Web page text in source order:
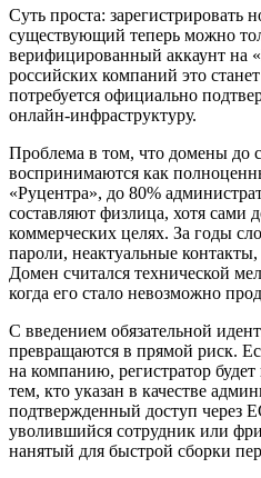
Суть проста: зарегистрировать
существующий теперь можно
верифицированный аккаунт на
российских компаний это
потребуется официально
онлайн-инфраструктуру.
Проблема в том, что домены до
воспринимаются как
«Руцентра», до 80%
составляют физлица, хотя сами
коммерческих целях. За годы
пароли, неактуальные
Домен считался технической
когда его стало невозможно
С введением обязательной
превращаются в прямой риск.
на компанию, регистратор будет
тем, кто указан в качестве
подтвержденный доступ через
уволившийся сотрудник или
нанятый для быстрой сборки